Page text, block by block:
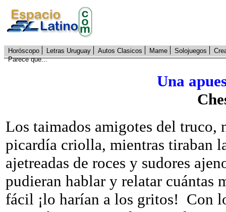
Horóscopo Letras Uruguay Autos Clasicos Mame Solojuegos
Parece que...
Una
Los taimados amigotes del truco,
picardía criolla, mientras tiraban
ajetreadas de roces y sudores
pudieran hablar y relatar cuántas
fácil ¡lo harían a los gritos! Con